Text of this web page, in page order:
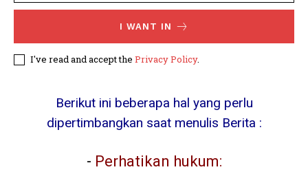
I WANT IN
I've read and accept the Privacy Policy.
Berikut ini beberapa hal yang perlu
dipertimbangkan saat menulis Berita :
- Perhatikan hukum: